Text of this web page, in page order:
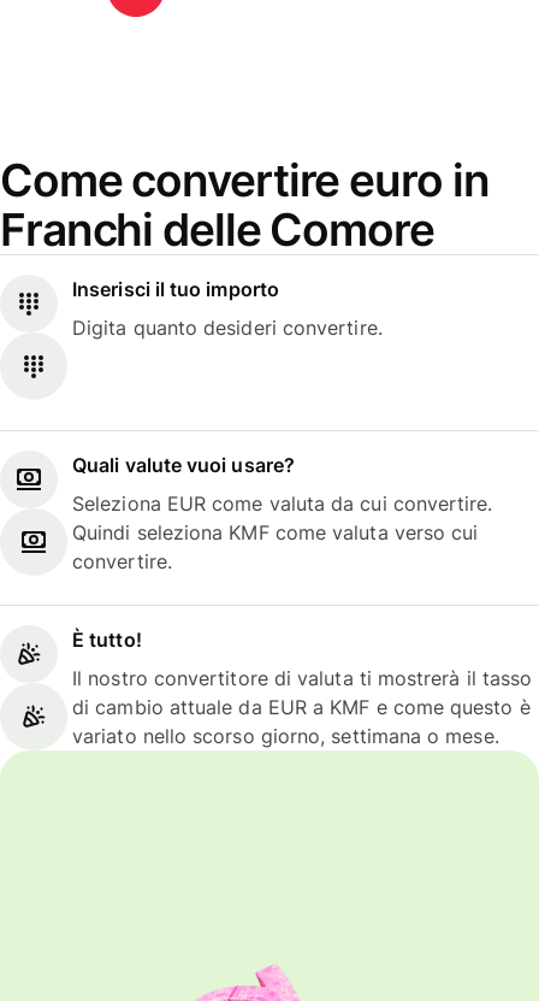
Come convertire euro in
Franchi delle Comore
Inserisci il tuo importo
Digita quanto desideri convertire.
Quali valute vuoi usare?
Seleziona EUR come valuta da cui convertire.
Quindi seleziona KMF come valuta verso cui
convertire.
È tutto!
Il nostro convertitore di valuta ti mostrerà il tasso
di cambio attuale da EUR a KMF e come questo è
variato nello scorso giorno, settimana o mese.